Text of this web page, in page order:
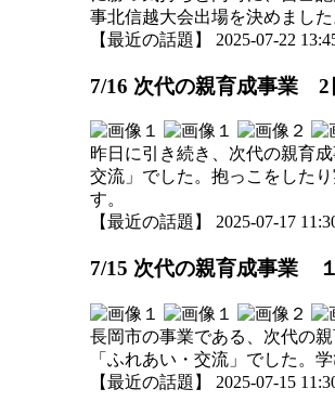
事北信越大会出場を決めまし
【最近の話題】 2025-07-22
7/16 次代の親育成事業 2
昨日に引き続き、次代の親育
交流」でした。抱っこをした
す。
【最近の話題】 2025-07-17
7/15 次代の親育成事業
長岡市の事業である、次代の
「ふれあい・交流」でした。
【最近の話題】 2025-07-15